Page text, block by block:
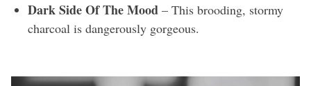
Dark Side Of The Mood – This brooding, stormy
charcoal is dangerously gorgeous.